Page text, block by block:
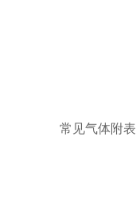
常见气体附